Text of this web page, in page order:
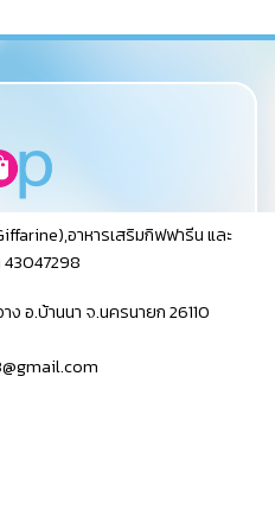
อาหารเสริมกิฟฟารีน และ
43047298
ง อ.บ้านนา จ.นครนายก 26110